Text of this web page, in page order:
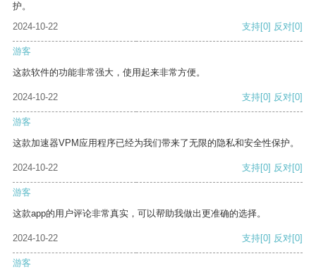
护。
2024-10-22
支持[0] 反对[0]
游客
这款软件的功能非常强大，使用起来非常方便。
2024-10-22 支持[0] 反对[0]
游客
这款加速器VPM应用程序已经为我们带来了无限的隐私和安全性保护。
2024-10-22 支持[0] 反对[0]
游客
这款app的用户评论非常真实，可以帮助我做出更准确的选择。
2024-10-22 支持[0] 反对[0]
游客